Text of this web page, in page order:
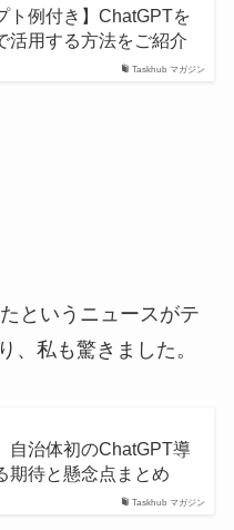
Taskhub マガジン
ト例付き】ChatGPTを
活用する方法をご紹介
というニュースがテ
、私も驚きました。
Taskhub マガジン
自治体初のChatGPT導
期待と懸念点まとめ